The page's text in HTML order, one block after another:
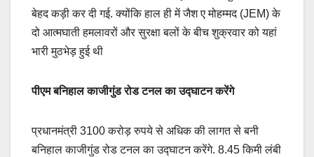
बेहद कड़ी कर दी गई. क्योंकि हाल ही में जैश ए मोहम्मद (JEM) के
दो आत्मघाती हमलावरों और सुरक्षा बलों के बीच शुक्रवार को यहां
भारी मुठभेड़ हुई थी
पीएम बनिहाल काजीगुंड रोड टनल का उद्घाटन करेंगे
प्रधानमंत्री 3100 करोड़ रुपये से अधिक की लागत से बनी
बनिहाल काजीगुंड रोड टनल का उद्घाटन करेंगे. 8.45 किमी लंबी